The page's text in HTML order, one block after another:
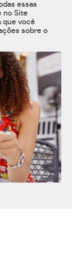
essas
no Site
que você
sobre o